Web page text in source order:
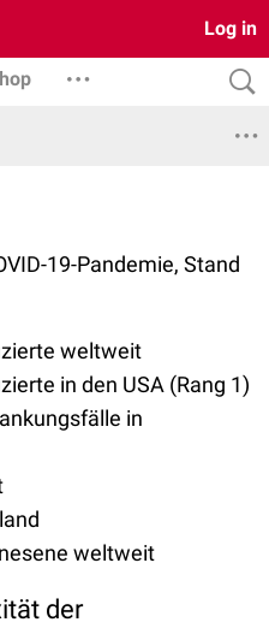
Log in
19-Pandemie, Stand
weltweit
in den USA (Rang 1)
in
weltweit
der